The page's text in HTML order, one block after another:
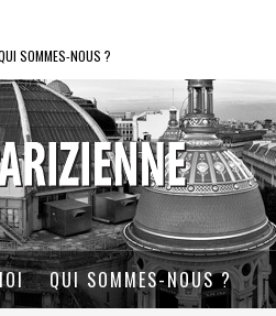
SOMMES-NOUS ?
QUI SOMMES-NOUS ?